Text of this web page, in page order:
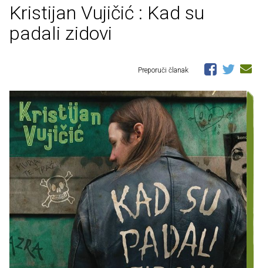
Kristijan Vujičić : Kad su
padali zidovi
Preporuči članak